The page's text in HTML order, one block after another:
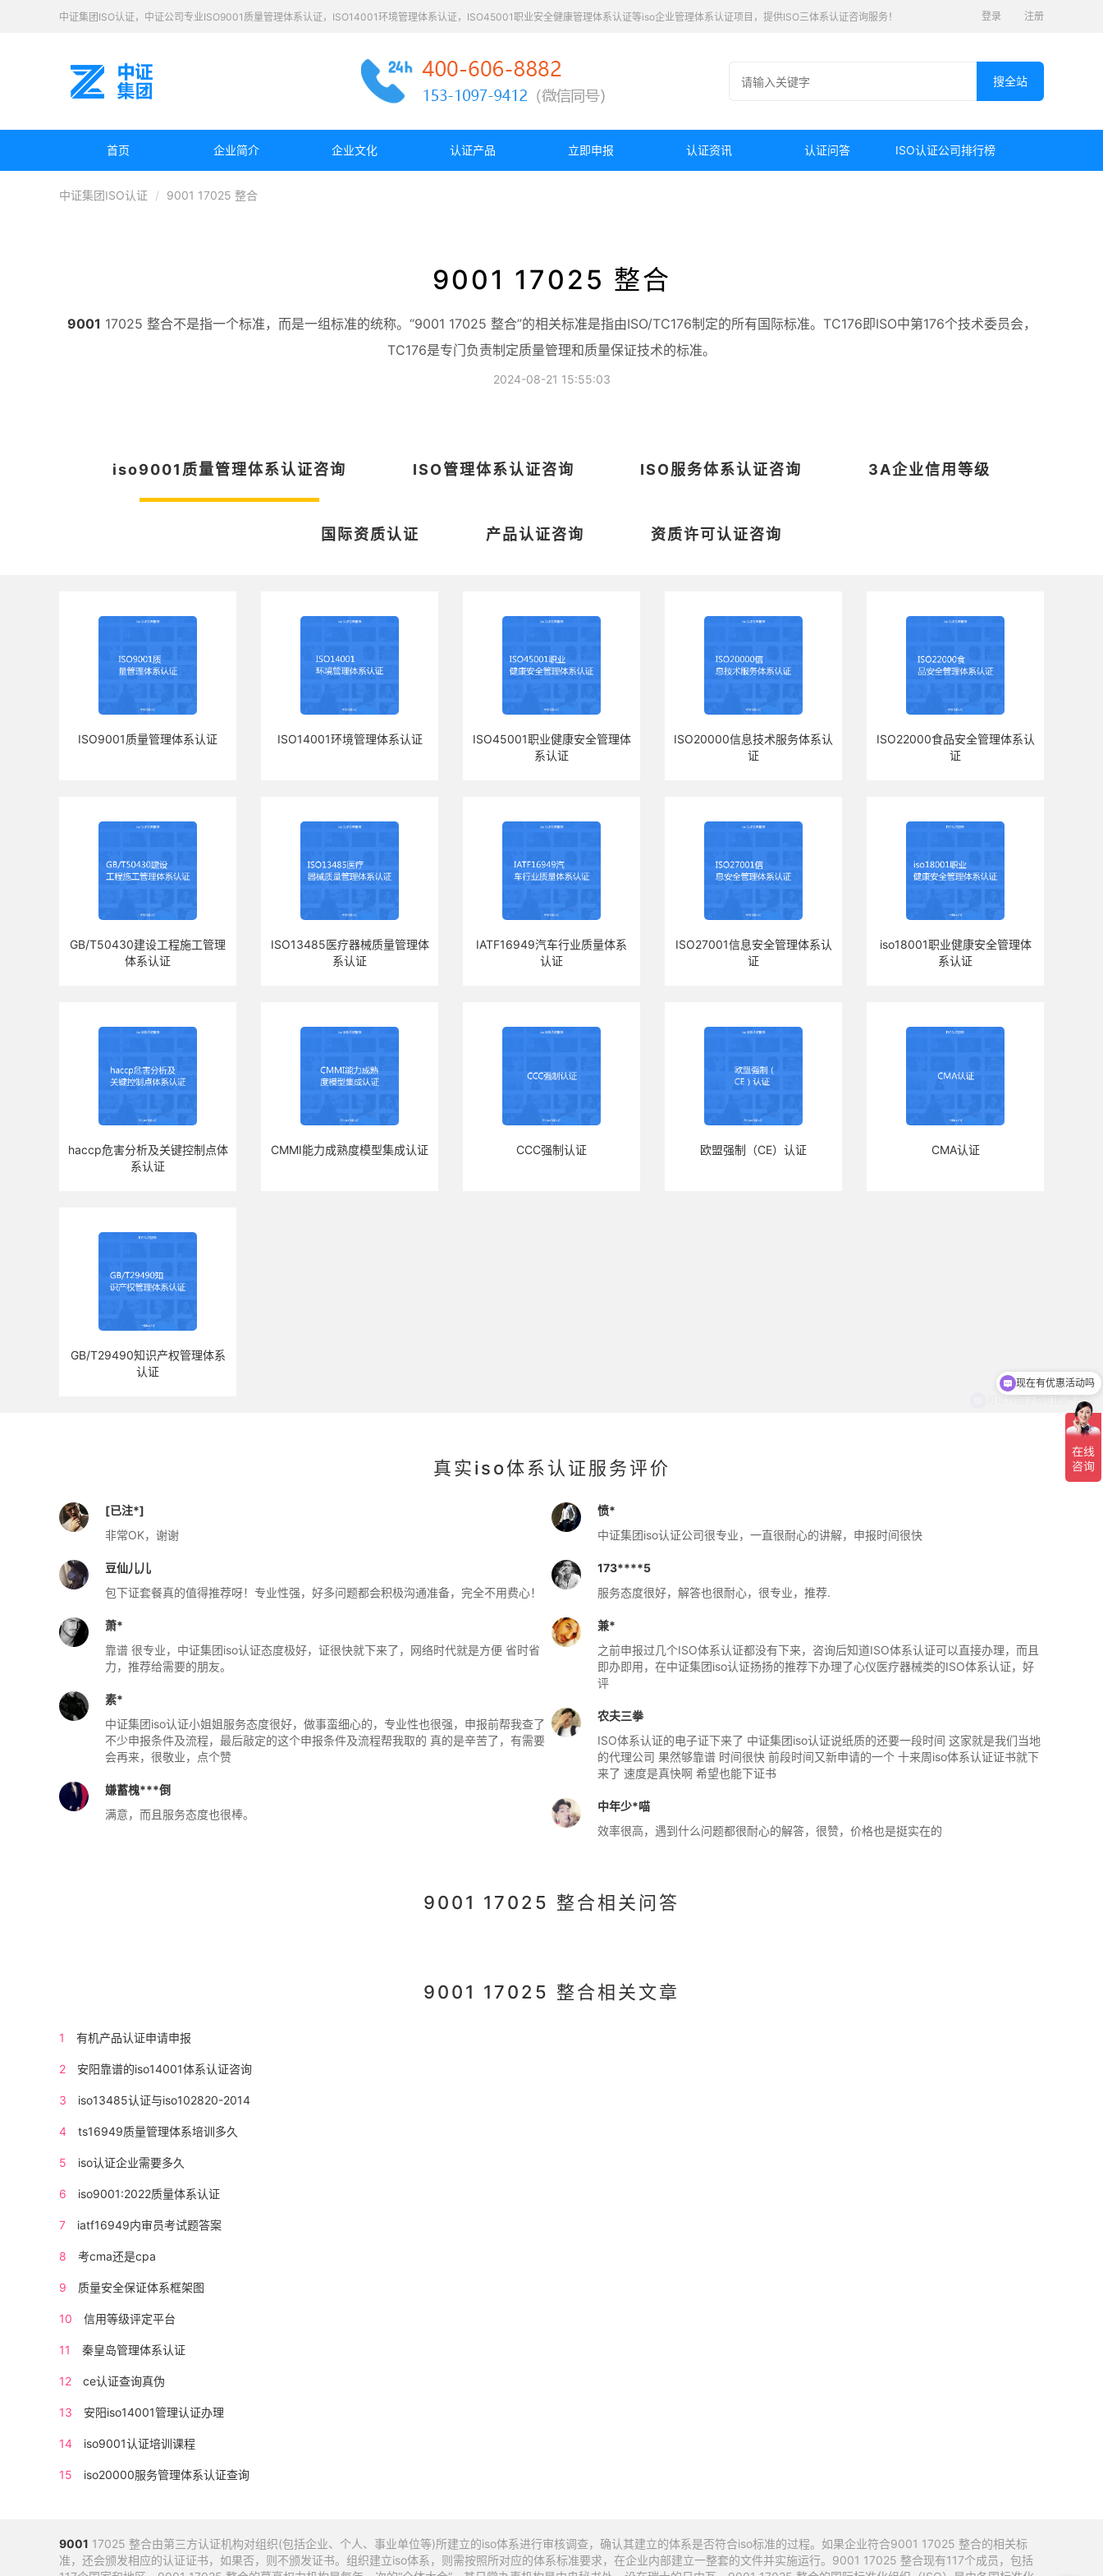
中证集团ISO认证，中证公司专业ISO9001质量管理体系认证，ISO14001环境管理体系认证，ISO45001职业安全健康管理体系认证等iso企业管理体系认证项目，提供ISO三体系认证咨询服务！ 登录 注册
首页 企业简介 企业文化 认证产品 立即申报 认证资讯 认证问答 ISO认证公司排行榜
中证集团ISO认证 9001 17025 整合
9001 17025 整合
9001 17025 整合不是指一个标准，而是一组标准的统称。“9001 17025 整合”的相关标准是指由ISO/TC176制定的所有国际标准。TC176即ISO中第176个技术委员会，
TC176是专门负责制定质量管理和质量保证技术的标准。
2024-08-21 15:55:03
iso9001质量管理体系认证咨询 ISO管理体系认证咨询 ISO服务体系认证咨询 3A企业信用等级
国际资质认证 产品认证咨询 资质许可认证咨询
ISO9001质量管理体系认证 ISO14001环境管理体系认证
ISO45001职业健康安全管理体
系认证
ISO20000信息技术服务体系认
证
ISO22000食品安全管理体系认
证
GB/T50430建设工程施工管理
体系认证
ISO13485医疗器械质量管理体
系认证
IATF16949汽车行业质量体系
认证
ISO27001信息安全管理体系认
证
iso18001职业健康安全管理体
系认证
haccp危害分析及关键控制点体
系认证
CMMI能力成熟度模型集成认证 CCC强制认证 欧盟强制（CE）认证 CMA认证
GB/T29490知识产权管理体系
认证
真实iso体系认证服务评价
[已注*]
非常OK，谢谢
豆仙儿儿
包下证套餐真的值得推荐呀！专业性强，好多问题都会积极沟通准备，完全不用费心！
萧*
靠谱 很专业，中证集团iso认证态度极好，证很快就下来了，网络时代就是方便 省时省
力，推荐给需要的朋友。
素*
中证集团iso认证小姐姐服务态度很好，做事蛮细心的，专业性也很强，申报前帮我查了
不少申报条件及流程，最后敲定的这个申报条件及流程帮我取的 真的是辛苦了，有需要
会再来，很敬业，点个赞
嫌蓄槐***倒
满意，而且服务态度也很棒。
愤*
中证集团iso认证公司很专业，一直很耐心的讲解，申报时间很快
173****5
服务态度很好，解答也很耐心，很专业，推荐.
兼*
之前申报过几个ISO体系认证都没有下来，咨询后知道ISO体系认证可以直接办理，而且
即办即用，在中证集团iso认证扬扬的推荐下办理了心仪医疗器械类的ISO体系认证，好
评
农夫三拳
ISO体系认证的电子证下来了 中证集团iso认证说纸质的还要一段时间 这家就是我们当地
的代理公司 果然够靠谱 时间很快 前段时间又新申请的一个 十来周iso体系认证证书就下
来了 速度是真快啊 希望也能下证书
中年少*喵
效率很高，遇到什么问题都很耐心的解答，很赞，价格也是挺实在的
9001 17025 整合相关问答
9001 17025 整合相关文章
1 有机产品认证申请申报
2 安阳靠谱的iso14001体系认证咨询
3 iso13485认证与iso102820-2014
4 ts16949质量管理体系培训多久
5 iso认证企业需要多久
6 iso9001:2022质量体系认证
7 iatf16949内审员考试题答案
8 考cma还是cpa
9 质量安全保证体系框架图
10 信用等级评定平台
11 秦皇岛管理体系认证
12 ce认证查询真伪
13 安阳iso14001管理认证办理
14 iso9001认证培训课程
15 iso20000服务管理体系认证查询
9001 17025 整合由第三方认证机构对组织(包括企业、个人、事业单位等)所建立的iso体系进行审核调查，确认其建立的体系是否符合iso标准的过程。如果企业符合9001 17025 整合的相关标
准，还会颁发相应的认证证书，如果否，则不颁发证书。组织建立iso体系，则需按照所对应的体系标准要求，在企业内部建立一整套的文件并实施运行。9001 17025 整合现有117个成员，包括
可以介绍下你们的产品么